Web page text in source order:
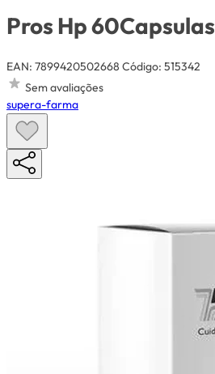
Pros Hp 60Capsulas
EAN: 7899420502668 Código: 515342
Sem avaliações
supera-farma